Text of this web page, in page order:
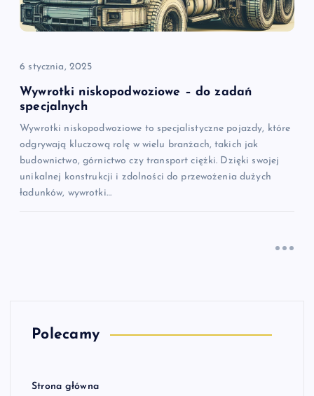
6 stycznia, 2025
Wywrotki niskopodwoziowe – do zadań
specjalnych
Wywrotki niskopodwoziowe to specjalistyczne pojazdy, które
odgrywają kluczową rolę w wielu branżach, takich jak
budownictwo, górnictwo czy transport ciężki. Dzięki swojej
unikalnej konstrukcji i zdolności do przewożenia dużych
ładunków, wywrotki…
Polecamy
Strona główna